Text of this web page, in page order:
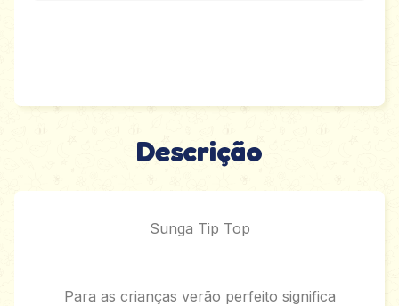
Descrição
Sunga Tip Top
Para as crianças verão perfeito significa